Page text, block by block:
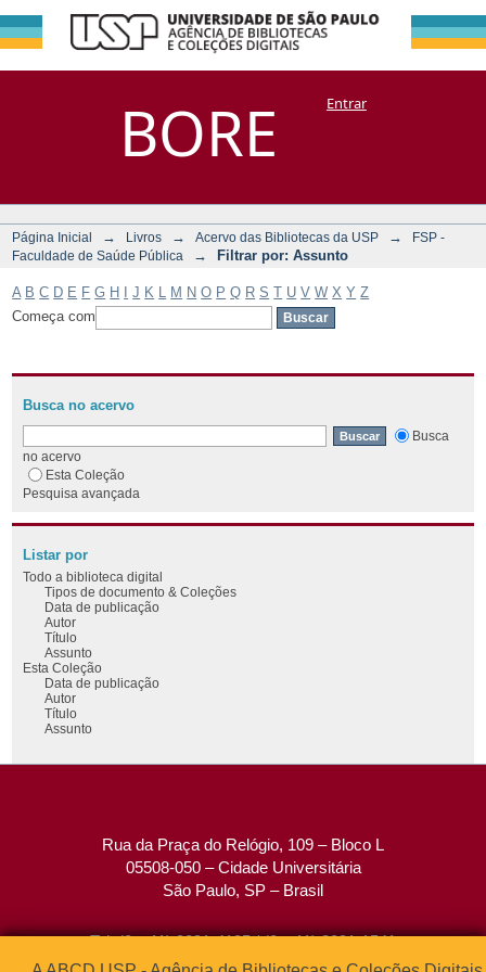
BORE
Filtrar por:
Assunto
DSpace/Manakin + CoriscoEntrar
Página Inicial → Livros → Acervo das Bibliotecas da USP →
FSP -
Faculdade de Saúde Pública
→ Filtrar por: Assunto
A B C D E F G H J K M N O P Q R S T U V W X Y Z
Começa com
Busca no acervo
Busca
no acervo
Esta Coleção
Pesquisa avançada
Listar por
Todo a biblioteca digital
Tipos de documento & Coleções
Data de publicação
Autor
Título
Assunto
Esta Coleção
Data de publicação
Autor
Título
Assunto
Rua da Praça do Relógio, 109 – Bloco L
05508-050 – Cidade Universitária
São Paulo, SP – Brasil
Tel: (0xx11) 3091-4195 / (0xx11) 3091-1541
Fax: (0xx11) 3091-1567